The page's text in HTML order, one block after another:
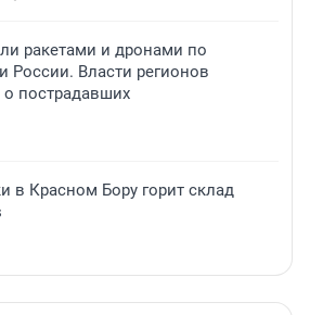
ракетами и дронами по
России. Власти регионов
пострадавших
в Красном Бору горит склад